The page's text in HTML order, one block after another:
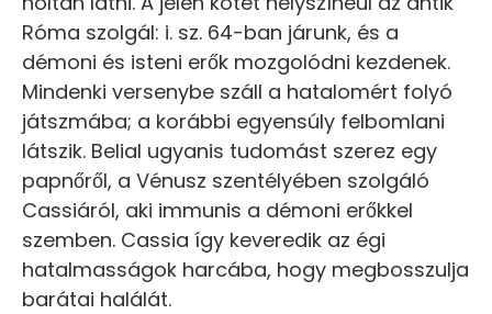
Róma szolgál: i. sz. 64-ban járunk, és a
démoni és isteni erők mozgolódni kezdenek.
Mindenki versenybe száll a hatalomért folyó
játszmába; a korábbi egyensúly felbomlani
látszik. Belial ugyanis tudomást szerez egy
papnőről, a Vénusz szentélyében szolgáló
Cassiáról, aki immunis a démoni erőkkel
szemben. Cassia így keveredik az égi
hatalmasságok harcába, hogy megbosszulja
barátai halálát.